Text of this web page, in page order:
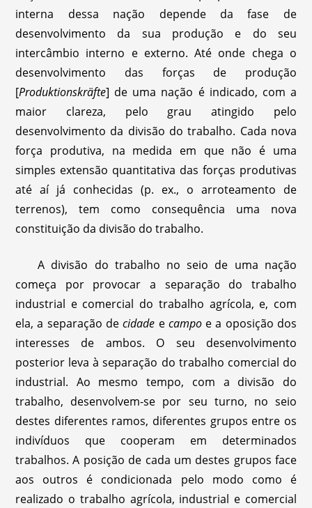
interna dessa nação depende da fase de
desenvolvimento da sua produção e do seu
intercâmbio interno e externo. Até onde chega o
desenvolvimento das forças de produção
[Produktionskräfte] de uma nação é indicado, com a
maior clareza, pelo grau atingido pelo
desenvolvimento da divisão do trabalho. Cada nova
força produtiva, na medida em que não é uma
simples extensão quantitativa das forças produtivas
até aí já conhecidas (p. ex., o arroteamento de
terrenos), tem como consequência uma nova
constituição da divisão do trabalho.
A divisão do trabalho no seio de uma nação
começa por provocar a separação do trabalho
industrial e comercial do trabalho agrícola, e, com
ela, a separação decidade e campoe a oposição dos
interesses de ambos. O seu desenvolvimento
posterior leva à separação do trabalho comercial do
industrial. Ao mesmo tempo, com a divisão do
trabalho, desenvolvem-se por seu turno, no seio
destes diferentes ramos, diferentes grupos entre os
indivíduos que cooperam em determinados
trabalhos. A posição de cada um destes grupos face
aos outros é condicionada pelo modo como é
realizado o trabalho agrícola, industrial e comercial